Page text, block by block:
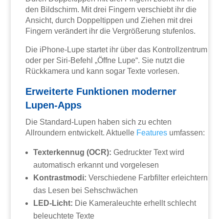
den Bildschirm. Mit drei Fingern verschiebt ihr die
Ansicht, durch Doppeltippen und Ziehen mit drei
Fingern verändert ihr die Vergrößerung stufenlos.
Die iPhone-Lupe startet ihr über das Kontrollzentrum
oder per Siri-Befehl „Öffne Lupe“. Sie nutzt die
Rückkamera und kann sogar Texte vorlesen.
Erweiterte Funktionen moderner
Lupen-Apps
Die Standard-Lupen haben sich zu echten
Allroundern entwickelt. Aktuelle Features umfassen:
Texterkennug (OCR): Gedruckter Text wird
automatisch erkannt und vorgelesen
Kontrastmodi: Verschiedene Farbfilter erleichtern
das Lesen bei Sehschwächen
LED-Licht: Die Kameraleuchte erhellt schlecht
beleuchtete Texte